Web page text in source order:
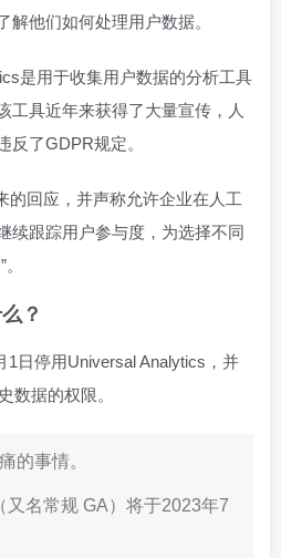
解他们如何处理用户数据。
是用于收集用户数据的分析工具
工具近年来获得了大量宣传，人
反了GDPR规定。
的回应，并声称允许企业在人工
续跟踪用户参与度，为选择不同
？
1日停用Universal Analytics，并
数据的权限。
的事情。
又名常规 GA）将于2023年7